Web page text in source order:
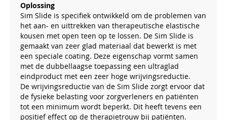
Oplossing
Sim Slide is specifiek ontwikkeld om de problemen van
het aan- en uittrekken van therapeutische elastische
kousen met open teen op te lossen. De Sim Slide is
gemaakt van zeer glad materiaal dat bewerkt is met
een speciale coating. Deze eigenschap vormt samen
met de dubbellaagse toepassing een ultraglad
eindproduct met een zeer hoge wrijvingsreductie.
De wrijvingsreductie van de Sim Slide zorgt ervoor dat
de fysieke belasting voor zorgverleners en patiënten
tot een minimum wordt beperkt. Dit heeft tevens een
positief effect op de therapietrouw bij patiënten.